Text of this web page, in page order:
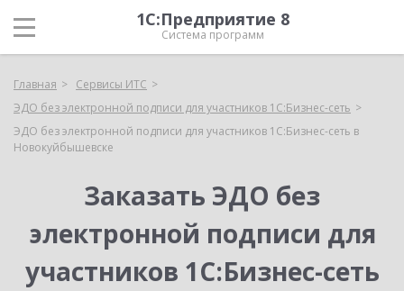
1С:Предприятие 8
Система программ
Главная
Сервисы ИТС
ЭДО без электронной подписи для участников 1С:Бизнес-сеть
ЭДО без электронной подписи для участников 1С:Бизнес-сеть в
Новокуйбышевске
Заказать ЭДО без
электронной подписи для
участников 1С:Бизнес-сеть